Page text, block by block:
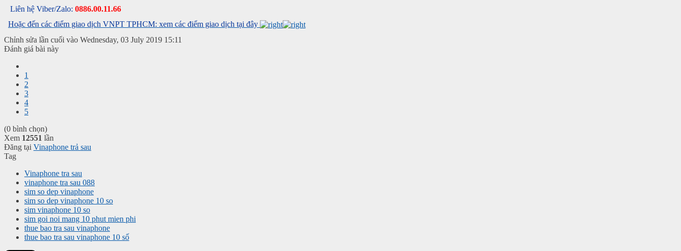
Liên hệ Viber/Zalo: 0886.00.11.66
Hoặc đến các điểm giao dịch VNPT TPHCM: xem các điểm giao dịch tại đây
Chỉnh sửa lần cuối vào Wednesday, 03 July 2019 15:11
Đánh giá bài này
1
2
3
4
5
(0 bình chọn)
Xem 12551 lần
Đăng tại Vinaphone trả sau
Tag
Vinaphone tra sau
vinaphone tra sau 088
sim so dep vinaphone
sim so dep vinaphone 10 so
sim vinaphone 10 so
sim goi noi mang 10 phut mien phi
thue bao tra sau vinaphone
thue bao tra sau vinaphone 10 số